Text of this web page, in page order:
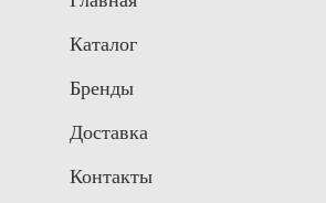
Каталог
Бренды
Доставка
Контакты